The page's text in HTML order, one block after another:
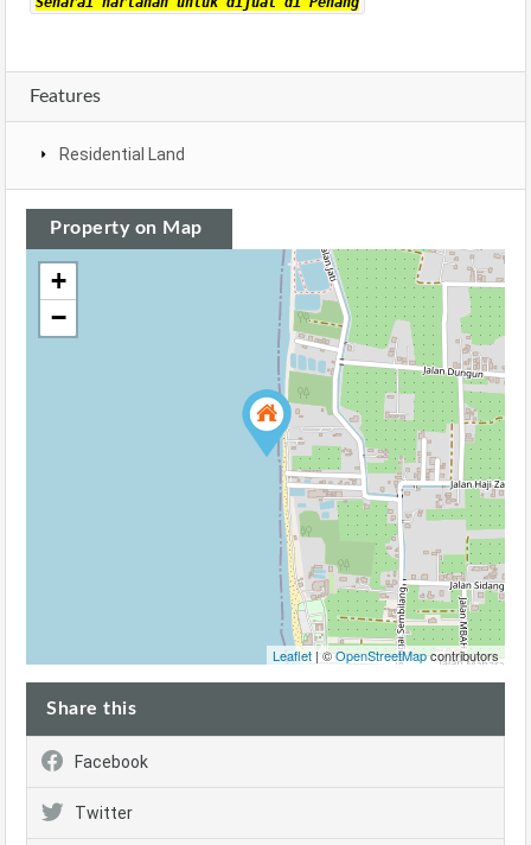
Features
Residential Land
Property on Map
+
−
Leaflet | ©OpenStreetMapcontributors
Share this
Facebook
Twitter